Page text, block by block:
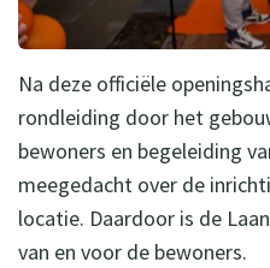
Na deze officiële
rondleiding door het
bewoners en begeleiding
meegedacht over de
locatie. Daardoor is de
van en voor de bewoners.